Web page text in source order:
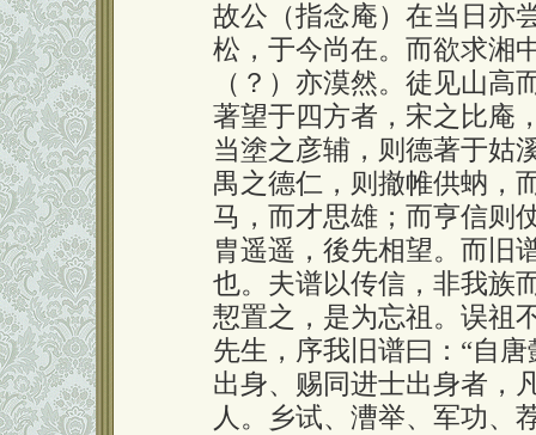
故公（指念庵）在当日亦
松，于今尚在。而欲求湘
（？）亦漠然。徒见山
著望于四方者，宋之比庵
当塗之彦辅，则德著于姑
禺之德仁，则撤帷供蚋，
马，而才思雄；而亨信则
胄遥遥，後先相望。而旧
也。夫谱以传信，非我族
恝置之，是为忘祖。误祖
先生，序我旧谱曰：“自
出身、赐同进士出身者，
人。乡试、漕举、军功、